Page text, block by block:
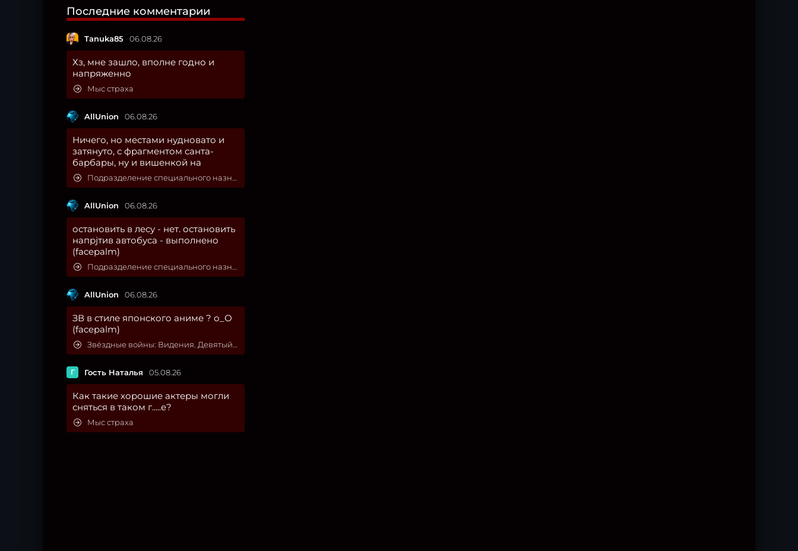
Последние комментарии
Tanuka85 06.08.26
Хз, мне зашло, вполне годно и
напряженно
Мыс страха
AllUnion 06.08.26
Ничего, но местами нудновато и
затянуто, с фрагментом санта-
барбары, ну и вишенкой на
Подразделение специального назначения
AllUnion 06.08.26
остановить в лесу - нет. остановить
напрjтив автобуса - выполнено
(facepalm)
Подразделение специального назначения
AllUnion 06.08.26
ЗВ в стиле японского аниме ? о_О
(facepalm)
Звёздные войны: Видения. Девятый джедай
Г Гость Наталья 05.08.26
Как такие хорошие актеры могли
сняться в таком г.....е?
Мыс страха